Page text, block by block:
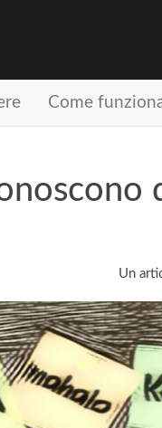
Come
Un